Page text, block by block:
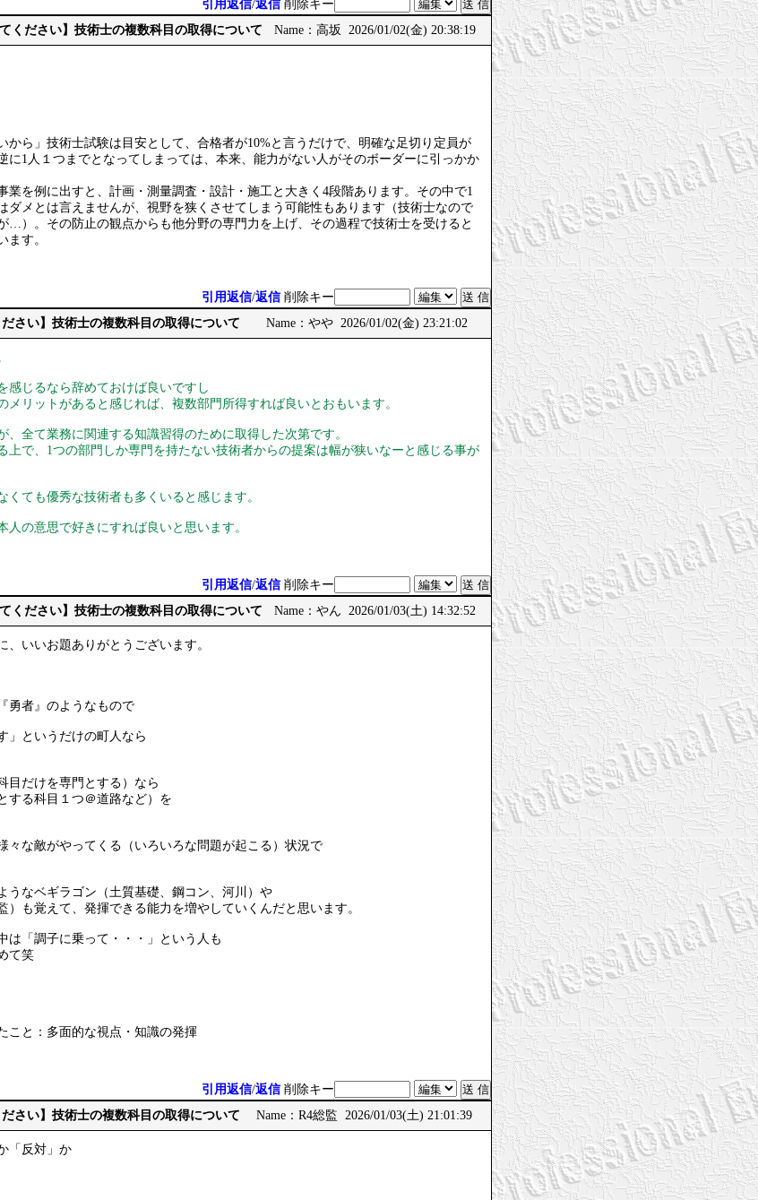
引用返信/返信 削除キー
ください】技術士の複数科目の取得について Name：高坂 2026/01/02(金) 20:38:19
ら」技術士試験は目安として、合格者が10%と言うだけで、明確な足切り定員が
に1人１つまでとなってしまっては、本来、能力がない人がそのボーダーに引っかか
を例に出すと、計画・測量調査・設計・施工と大きく4段階あります。その中で1
ダメとは言えませんが、視野を狭くさせてしまう可能性もあります（技術士なので
…）。その防止の観点からも他分野の専門力を上げ、その過程で技術士を受けると
ます。
引用返信/返信 削除キー
さい】技術士の複数科目の取得について Name：やや 2026/01/02(金) 23:21:02
感じるなら辞めておけば良いですし
メリットがあると感じれば、複数部門所得すれば良いとおもいます。
、全て業務に関連する知識習得のために取得した次第です。
上で、1つの部門しか専門を持たない技術者からの提案は幅が狭いなーと感じる事が
くても優秀な技術者も多くいると感じます。
人の意思で好きにすれば良いと思います。
引用返信/返信 削除キー
ください】技術士の複数科目の取得について Name：やん 2026/01/03(土) 14:32:52
いいお題ありがとうございます。
勇者』のようなもので
」というだけの町人なら
目だけを専門とする）なら
する科目１つ＠道路など）を
々な敵がやってくる（いろいろな問題が起こる）状況で
うなベギラゴン（土質基礎、鋼コン、河川）や
）も覚えて、発揮できる能力を増やしていくんだと思います。
は「調子に乗って・・・」という人も
て笑
こと：多面的な視点・知識の発揮
引用返信/返信 削除キー
さい】技術士の複数科目の取得について Name：R4総監 2026/01/03(土) 21:01:39
「反対」か